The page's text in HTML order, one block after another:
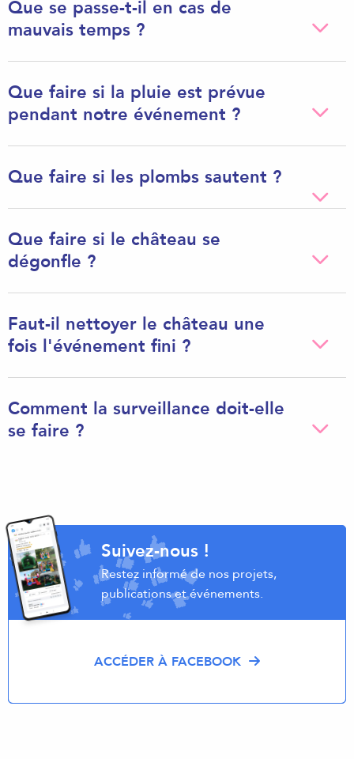
Que se passe-t-il en cas de
mauvais temps ?
Que faire si la pluie est prévue
pendant notre événement ?
Que faire si les plombs sautent ?
Que faire si le château se
dégonfle ?
Faut-il nettoyer le château une
fois l'événement fini ?
Comment la surveillance doit-elle
se faire ?
Suivez-nous !
Restez informé de nos projets,
publications et événements.
ACCÉDER À FACEBOOK